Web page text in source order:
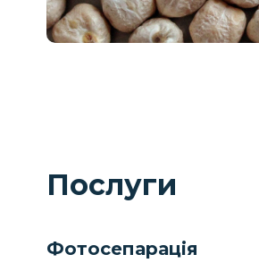
Послуги
Фотосепарація